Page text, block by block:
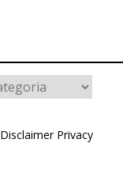
Disclaimer Privacy